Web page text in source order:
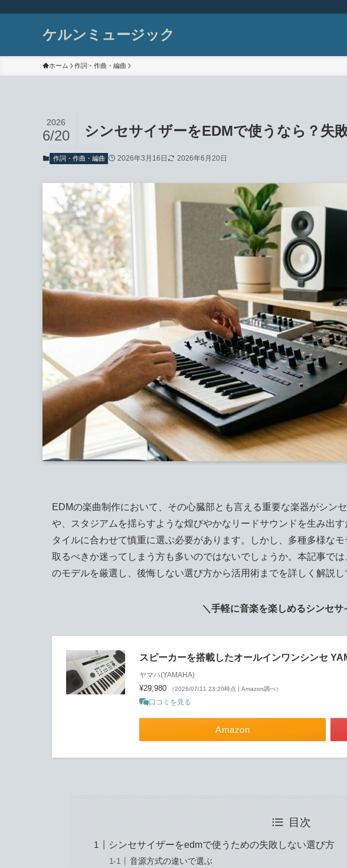
ケルンミュージック
ホーム 作詞・作曲・編曲
シンセサイザーをEDMで使うなら？失
2026
6/20
作詞・作曲・編曲 2026年3月16日 2026年6月20日
EDMの楽曲制作において、その心臓部とも言える重要な楽器がシン
や、スタジアムを揺らすような煌びやかなリードサウンドを生み出
タイルに合わせて慎重に選ぶ必要があります。しかし、多種多様な
取るべきか迷ってしまう方も多いのではないでしょうか。本記事で
のモデルを厳選し、後悔しない選び方から活用術までを詳しく解説し
＼手軽に音楽を楽しめるシンセサ
スピーカーを搭載したオールインワンシンセ
ヤマハ(YAMAHA)
¥29,980 （2026/07/11 23:20時点 | Amazon調べ）
口コミを見る
Amazon
目次
シンセサイザーをedmで使うための失敗しない選び方
音源方式の違いで選ぶ